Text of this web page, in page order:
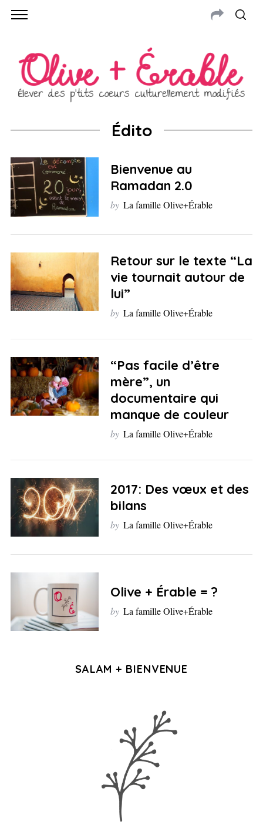
Édito
Bienvenue au
Ramadan 2.0
by La famille Olive+Érable
Retour sur le texte “La
vie tournait autour de
lui”
by La famille Olive+Érable
“Pas facile d’être
mère”, un
documentaire qui
manque de couleur
by La famille Olive+Érable
2017: Des vœux et des
bilans
by La famille Olive+Érable
Olive + Érable = ?
by La famille Olive+Érable
SALAM + BIENVENUE